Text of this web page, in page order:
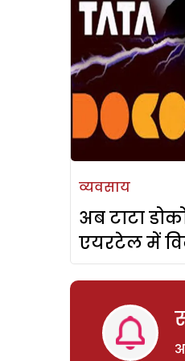
व्यवसाय
अब टाटा
एयरटेल में